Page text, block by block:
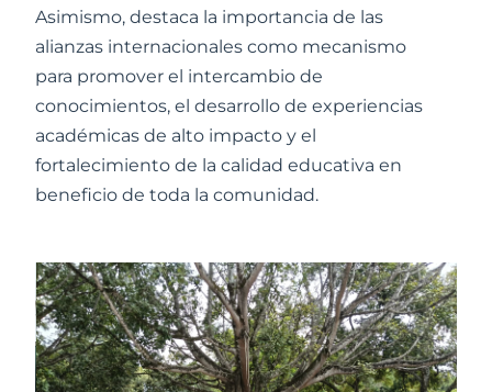
Asimismo, destaca la importancia de las
alianzas internacionales como mecanismo
para promover el intercambio de
conocimientos, el desarrollo de experiencias
académicas de alto impacto y el
fortalecimiento de la calidad educativa en
beneficio de toda la comunidad.